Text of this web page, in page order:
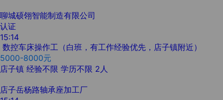
聊城硕翎智能制造有限公司
认证
15:14
数控车床操作工（白班，有工作经验优先，店子镇附近）
5000-8000元
店子镇 经验不限 学历不限 2人
店子岳杨路轴承座加工厂